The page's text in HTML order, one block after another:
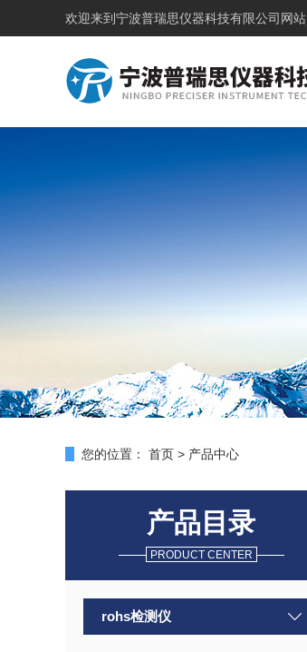
欢迎来到 宁波普瑞思仪器科技有限公司网站
您的位置： 首页 > 产品中心
产品目录
PRODUCT CENTER
rohs检测仪